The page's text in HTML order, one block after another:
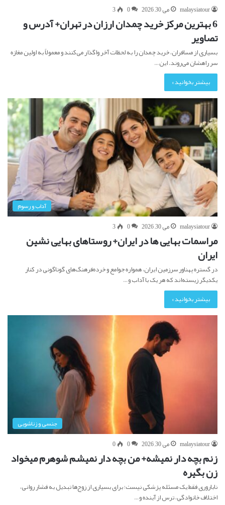
malaysiatour
می 30, 2026 0
3
6 بهترین مرکز خرید چمدان ارزان در تهران+ آدرس و
تصاویر
بسیاری از مسافران، خرید چمدان را به لحظات آخر واگذار می‌کنند و معمولاً به اولین مغازه
سر راهشان می‌روند. این…
بیشتر بخوانید »
آداب و رسوم
malaysiatour
می 30, 2026 0
3
مراسمات بهایی ها در ایران+ روستاهای بهایی نشین
ایران
در گستره پهناور سرزمین ایران، همواره جوامع و خرده‌فرهنگ‌های گوناگونی در کنار
یکدیگر زیسته‌اند که هر یک با آداب و…
بیشتر بخوانید »
جنسی و زناشویی
malaysiatour
می 30, 2026 0
0
زنم بچه دار نمیشه+ من بچه دار نمیشم شوهرم میخواد
زن بگیره
ناباروری فقط یک مسئله پزشکی نیست؛ برای بسیاری از زوج‌ها تبدیل به فشار روانی،
اختلاف خانوادگی، ترس از آینده و…